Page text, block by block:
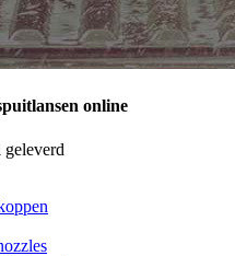
online
geleverd